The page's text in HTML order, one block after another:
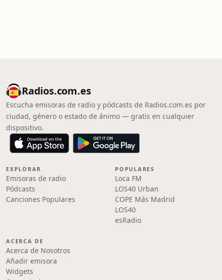
Radios.com.es
Escucha emisoras de radio y pódcasts de Radios.com.es por
ciudad, género o estado de ánimo — gratis en cualquier
dispositivo.
EXPLORAR
Emisoras de radio
Pódcasts
Canciones Populares
POPULARES
Loca FM
LOS40 Urban
COPE Más Madrid
LOS40
esRadio
ACERCA DE
Acerca de Nosotros
Añadir emisora
Widgets